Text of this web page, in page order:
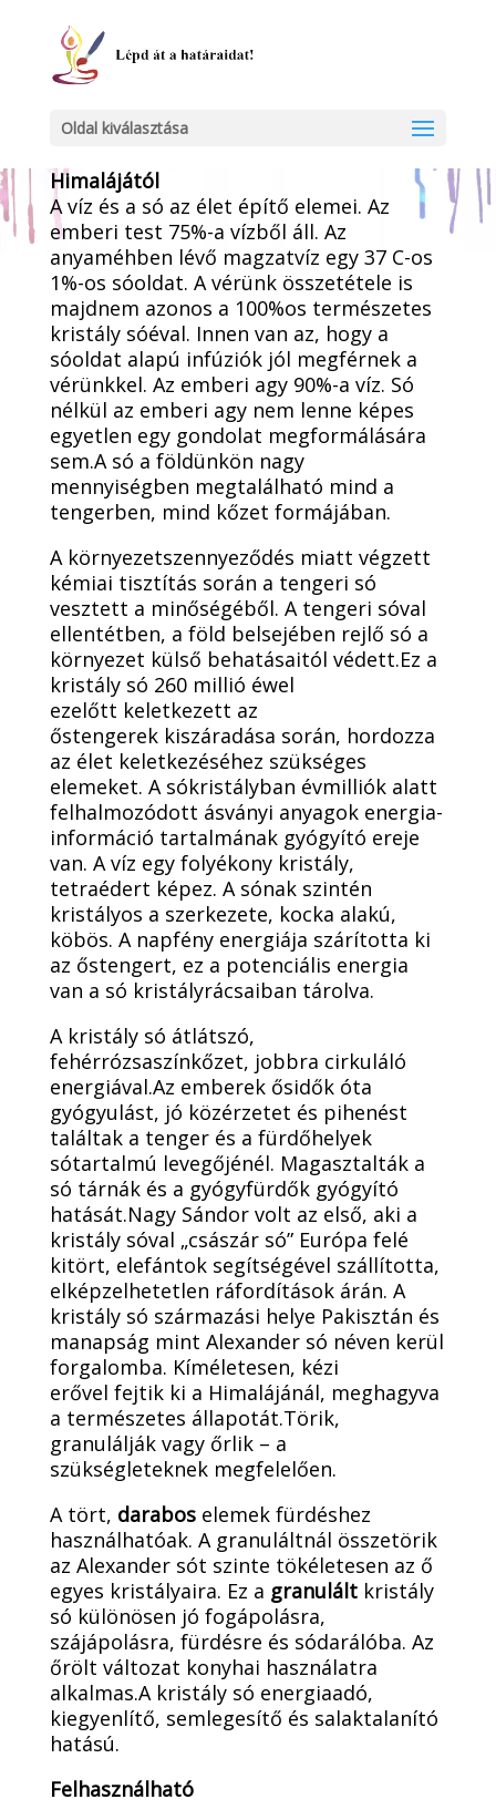
Oldal kiválasztása
Himalájától
A víz és a só az élet építő elemei. Az
emberi test 75%-a vízből áll. Az
anyaméhben lévő magzatvíz egy 37 C-os
1%-os sóoldat. A vérünk összetétele is
majdnem azonos a 100%os természetes
kristály sóéval. Innen van az, hogy a
sóoldat alapú infúziók jól megférnek a
vérünkkel. Az emberi agy 90%-a víz. Só
nélkül az emberi agy nem lenne képes
egyetlen egy gondolat megformálására
sem.A só a földünkön nagy
mennyiségben megtalálható mind a
tengerben, mind kőzet formájában.
A környezetszennyeződés miatt végzett
kémiai tisztítás során a tengeri só
vesztett a minőségéből. A tengeri sóval
ellentétben, a föld belsejében rejlő só a
környezet külső behatásaitól védett.Ez a
kristály só 260 millió éwel
ezelőtt keletkezett az
őstengerek kiszáradása során, hordozza
az élet keletkezéséhez szükséges
elemeket. A sókristályban évmilliók alatt
felhalmozódott ásványi anyagok energia-
információ tartalmának gyógyító ereje
van. A víz egy folyékony kristály,
tetraédert képez. A sónak szintén
kristályos a szerkezete, kocka alakú,
köbös. A napfény energiája szárította ki
az őstengert, ez a potenciális energia
van a só kristályrácsaiban tárolva.
A kristály só átlátszó,
fehérrózsaszínkőzet, jobbra cirkuláló
energiával.Az emberek ősidők óta
gyógyulást, jó közérzetet és pihenést
találtak a tenger és a fürdőhelyek
sótartalmú levegőjénél. Magasztalták a
só tárnák és a gyógyfürdők gyógyító
hatását.Nagy Sándor volt az első, aki a
kristály sóval „császár só” Európa felé
kitört, elefántok segítségével szállította,
elképzelhetetlen ráfordítások árán. A
kristály só származási helye Pakisztán és
manapság mint Alexander só néven kerül
forgalomba. Kíméletesen, kézi
erővel fejtik ki a Himalájánál, meghagyva
a természetes állapotát.Törik,
granulálják vagy őrlik – a
szükségleteknek megfelelően.
A tört, darabos elemek fürdéshez
használhatóak. A granuláltnál összetörik
az Alexander sót szinte tökéletesen az ő
egyes kristályaira. Ez a granulált kristály
só különösen jó fogápolásra,
szájápolásra, fürdésre és sódarálóba. Az
őrölt változat konyhai használatra
alkalmas.A kristály só energiaadó,
kiegyenlítő, semlegesítő és salaktalanító
hatású.
Felhasználható